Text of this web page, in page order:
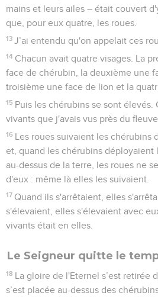
mains et leurs ailes – était couvert
que, pour eux quatre, les roues.
13 J’ai entendu qu'on appelait ces
14 Chacun avait quatre visages. La
face de chérubin, la deuxième une
troisième une face de lion et la
15 Puis les chérubins se sont élevés.
vivants que j'avais vus près du fleuve
16 Les roues suivaient les chérubins
et, quand les chérubins déployaient
au-dessus de la terre, les roues ne
d'eux : même là elles les suivaient.
17 Quand ils s'arrêtaient, elles
s'élevaient, elles s'élevaient avec
vivants était en elles.
Le Seigneur quitte le
18 La gloire de l'Eternel s’est retirée
s’est placée au-dessus des